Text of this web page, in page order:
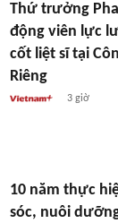
Thứ trưởng
động viên lực
cốt liệt sĩ tại
Riêng
3 giờ
10 năm thực
sóc, nuôi